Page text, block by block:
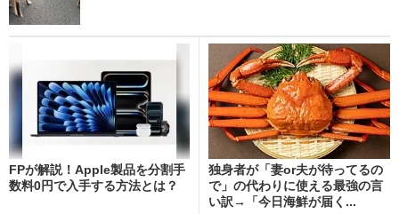
FPが解説！Apple製品を分割手
数料0円で入手する方法とは？
独身者が「妻or夫が待ってるの
で」の代わりに使える最強の言
い訳→「今日海鮮が届く...